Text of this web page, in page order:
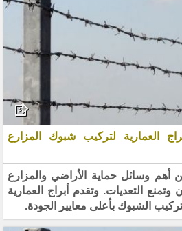
العمارية لتركيب شبوك المزارع
وسائل حماية الأراضي والمزارع
التعديات. وتقدم أبراج العمارية
الشبوك بأعلى معايير الجودة.